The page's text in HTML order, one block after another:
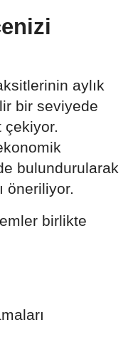
aylık
bir seviyede
çekiyor.
bulundurularak
öneriliyor.
birlikte